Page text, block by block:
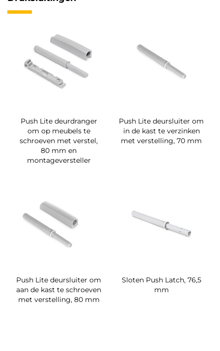
Push Lite deurdranger
om op meubels te
schroeven met verstel,
80 mm en
montageversteller
Push Lite deursluiter om
in de kast te verzinken
met verstelling, 70 mm
Push Lite deursluiter om
aan de kast te schroeven
met verstelling, 80 mm
Sloten Push Latch, 76,5
mm